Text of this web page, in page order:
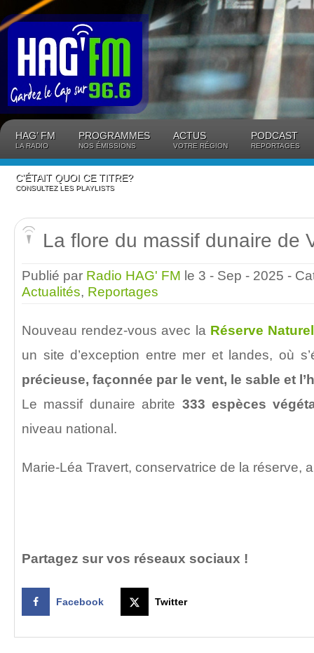
HAG’ FM
LA RADIO
PROGRAMMES
NOS ÉMISSIONS
ACTUS
VOTRE RÉGION
PODCAST
REPORTAGES
C’ÉTAIT QUOI CE TITRE?
CONSULTEZ LES PLAYLISTS
La flore du massif dunaire de
Publié par Radio HAG' FM le 3 - Sep - 2025 -
Actualités, Reportages
Nouveau rendez-vous avec la Réserve
un site d’exception entre mer et landes, où
précieuse, façonnée par le vent, le sable et
Le massif dunaire abrite 333 espèces
niveau national.
Marie-Léa Travert, conservatrice de la réserve,
Partagez sur vos réseaux sociaux !
Facebook Twitter
Panneau de gestion des cookies